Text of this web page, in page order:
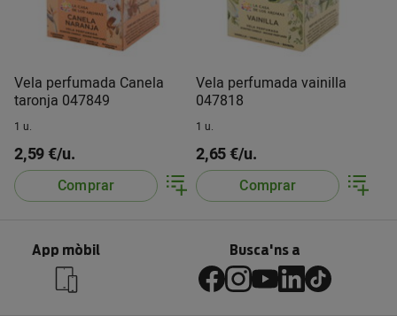
Vela perfumada Canela
taronja 047849
1 u.
2,59 €/u.
Comprar
Vela perfumada vainilla
047818
1 u.
2,65 €/u.
Comprar
App mòbil Busca'ns a